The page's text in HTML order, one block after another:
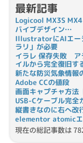
最新記事
Logicool MX3S
バイブデザイン…
IllustratorにAIエー
ラリ」が必要
イラレ 保存失敗 ア
イルから完全復旧す
新たな防災気象情報
Adobe CCの値段
画面キャプチャ方法
USB-Cケーブル完
縦書きなのに右へ改
elementor atomicエ
現在の総記事数は